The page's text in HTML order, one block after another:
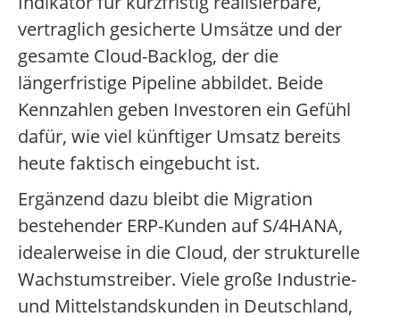
vertraglich gesicherte Umsätze und der
gesamte Cloud-Backlog, der die
längerfristige Pipeline abbildet. Beide
Kennzahlen geben Investoren ein Gefühl
dafür, wie viel künftiger Umsatz bereits
heute faktisch eingebucht ist.
Ergänzend dazu bleibt die Migration
bestehender ERP-Kunden auf S/4HANA,
idealerweise in die Cloud, der strukturelle
Wachstumstreiber. Viele große Industrie-
und Mittelstandskunden in Deutschland,